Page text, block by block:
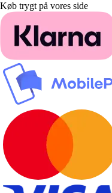
Køb trygt på vores side